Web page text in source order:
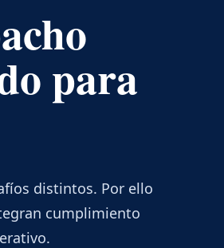
para
distintos. Por ello
cumplimiento